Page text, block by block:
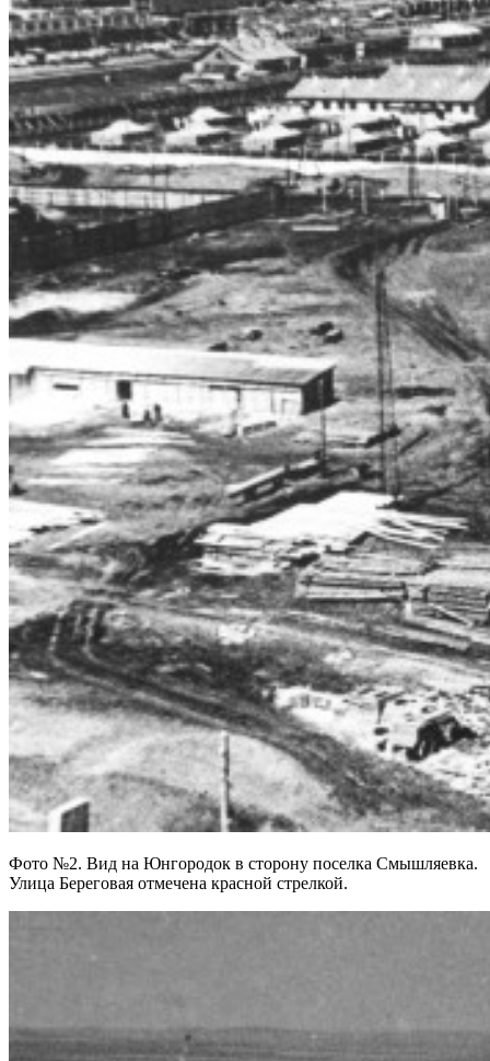
Фото №2. Вид на Юнгородок в сторону поселка Смышляевка.
Улица Береговая отмечена красной стрелкой.